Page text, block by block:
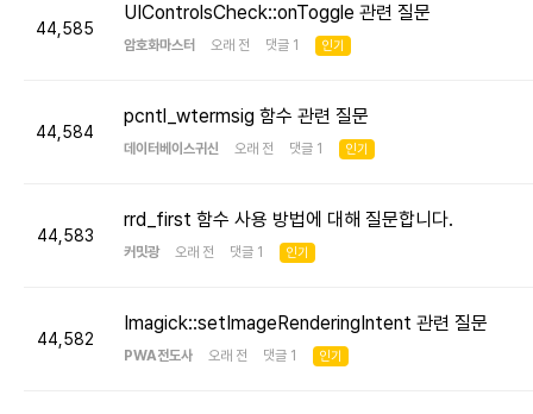
44,585
UIControlsCheck::onToggle 관련 질문
암호화마스터 오래 전 댓글 1 인기
44,584
pcntl_wtermsig 함수 관련 질문
데이터베이스귀신 오래 전 댓글 1 인기
44,583
rrd_first 함수 사용 방법에 대해 질문합니다.
커밋광 오래 전 댓글 1 인기
44,582
Imagick::setImageRenderingIntent 관련 질문
PWA전도사 오래 전 댓글 1 인기